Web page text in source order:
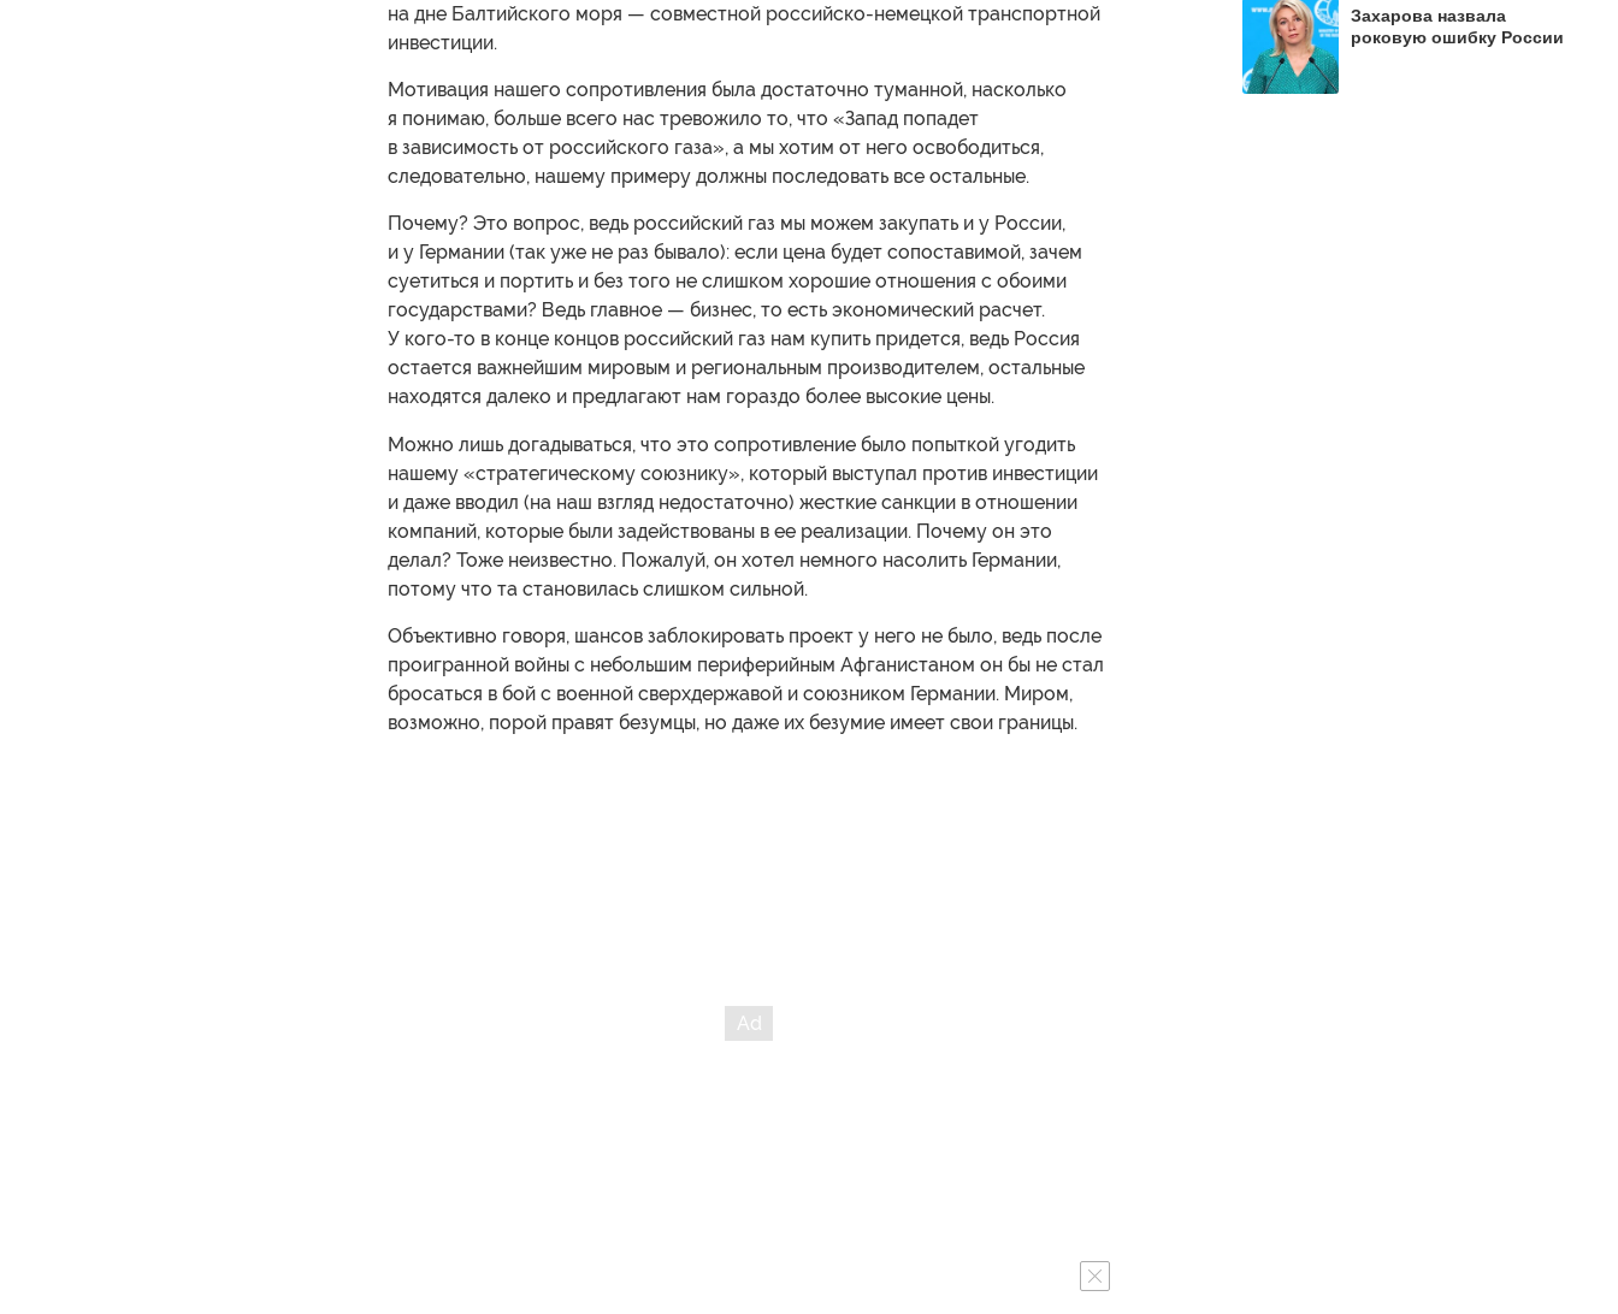
на дне Балтийского моря — совместной российско-немецкой транспортной
инвестиции.
Мотивация нашего сопротивления была достаточно туманной, насколько
я понимаю, больше всего нас тревожило то, что «Запад попадет
в зависимость от российского газа», а мы хотим от него освободиться,
следовательно, нашему примеру должны последовать все остальные.
Почему? Это вопрос, ведь российский газ мы можем закупать и у России,
и у Германии (так уже не раз бывало): если цена будет сопоставимой, зачем
суетиться и портить и без того не слишком хорошие отношения с обоими
государствами? Ведь главное — бизнес, то есть экономический расчет.
У кого-то в конце концов российский газ нам купить придется, ведь Россия
остается важнейшим мировым и региональным производителем, остальные
находятся далеко и предлагают нам гораздо более высокие цены.
Можно лишь догадываться, что это сопротивление было попыткой угодить
нашему «стратегическому союзнику», который выступал против инвестиции
и даже вводил (на наш взгляд недостаточно) жесткие санкции в отношении
компаний, которые были задействованы в ее реализации. Почему он это
делал? Тоже неизвестно. Пожалуй, он хотел немного насолить Германии,
потому что та становилась слишком сильной.
Объективно говоря, шансов заблокировать проект у него не было, ведь после
проигранной войны с небольшим периферийным Афганистаном он бы не стал
бросаться в бой с военной сверхдержавой и союзником Германии. Миром,
возможно, порой правят безумцы, но даже их безумие имеет свои границы.
Захарова назвала
роковую ошибку России